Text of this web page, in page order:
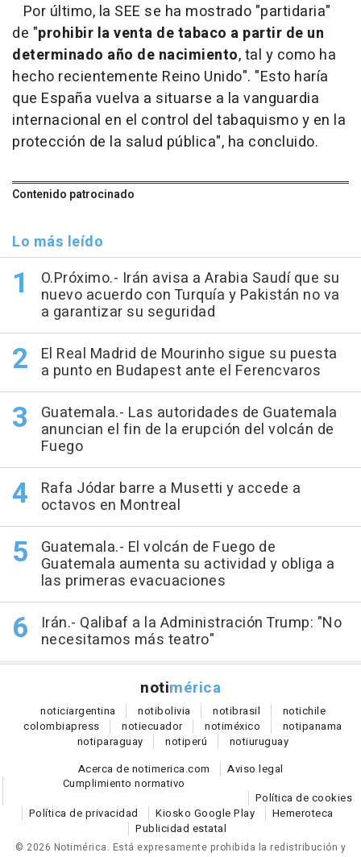
Por último, la SEE se ha mostrado "partidaria"
de "prohibir la venta de tabaco a partir de un
determinado año de nacimiento, tal y como ha
hecho recientemente Reino Unido". "Esto haría
que España vuelva a situarse a la vanguardia
internacional en el control del tabaquismo y en la
protección de la salud pública", ha concluido.
Contenido patrocinado
Lo más leído
O.Próximo.- Irán avisa a Arabia Saudí que su
nuevo acuerdo con Turquía y Pakistán no va
a garantizar su seguridad
El Real Madrid de Mourinho sigue su puesta
a punto en Budapest ante el Ferencvaros
Guatemala.- Las autoridades de Guatemala
anuncian el fin de la erupción del volcán de
Fuego
Rafa Jódar barre a Musetti y accede a
octavos en Montreal
Guatemala.- El volcán de Fuego de
Guatemala aumenta su actividad y obliga a
las primeras evacuaciones
Irán.- Qalibaf a la Administración Trump: "No
necesitamos más teatro"
notimérica
noticiargentina notibolivia notibrasil notichile
colombiapress notiecuador notiméxico notipanama
notiparaguay notiperú notiuruguay
Acerca de notimerica.com
Aviso legal
Cumplimiento normativo
Política de cookies
Política de privacidad
Kiosko Google Play
Hemeroteca
Publicidad estatal
© 2026 Notimérica. Está expresamente prohibida la redistribución y